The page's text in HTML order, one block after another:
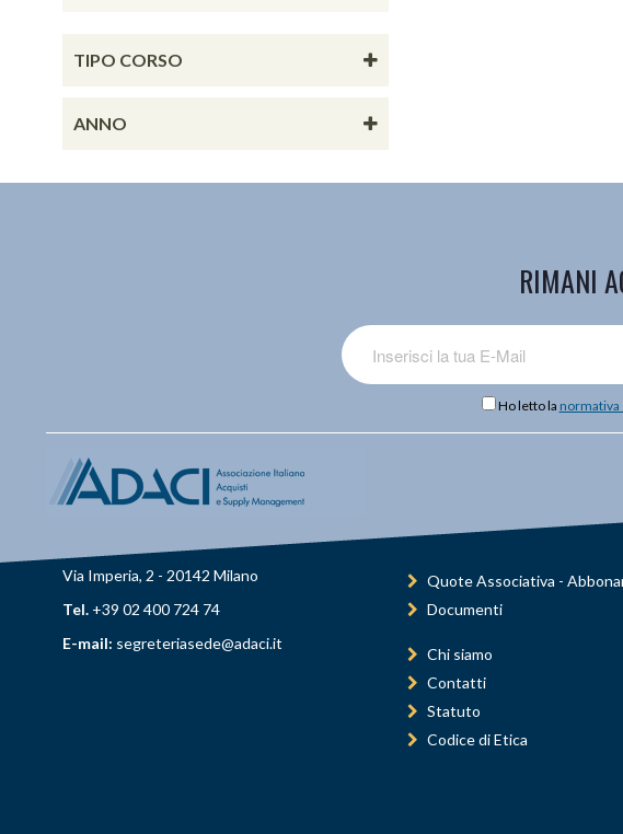
TIPO CORSO
ANNO
RIMANI
Ho letto la normativa
Via Imperia, 2 - 20142 Milano
Tel. +39 02 400 724 74
E-mail: segreteriasede@adaci.it
Quote Associativa -
Documenti
Chi siamo
Contatti
Statuto
Codice di Etica